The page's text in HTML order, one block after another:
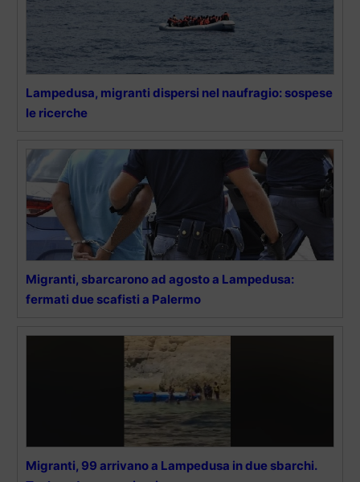
Lampedusa, migranti dispersi nel naufragio: sospese
le ricerche
Migranti, sbarcarono ad agosto a Lampedusa:
fermati due scafisti a Palermo
Migranti, 99 arrivano a Lampedusa in due sbarchi.